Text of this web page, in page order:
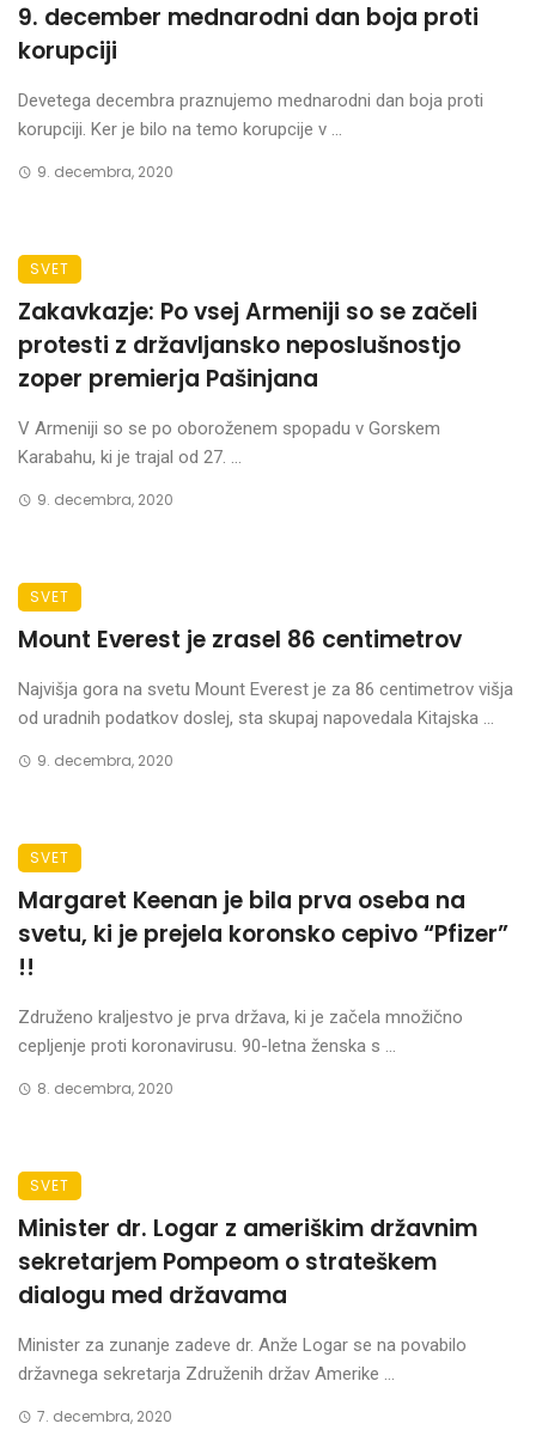
9. december mednarodni dan boja proti
korupciji
Devetega decembra praznujemo mednarodni dan boja proti
korupciji. Ker je bilo na temo korupcije v ...
9. decembra, 2020
SVET
Zakavkazje: Po vsej Armeniji so se začeli
protesti z državljansko neposlušnostjo
zoper premierja Pašinjana
V Armeniji so se po oboroženem spopadu v Gorskem
Karabahu, ki je trajal od 27. ...
9. decembra, 2020
SVET
Mount Everest je zrasel 86 centimetrov
Najvišja gora na svetu Mount Everest je za 86 centimetrov višja
od uradnih podatkov doslej, sta skupaj napovedala Kitajska ...
9. decembra, 2020
SVET
Margaret Keenan je bila prva oseba na
svetu, ki je prejela koronsko cepivo “Pfizer”
!!
Združeno kraljestvo je prva država, ki je začela množično
cepljenje proti koronavirusu. 90-letna ženska s ...
8. decembra, 2020
SVET
Minister dr. Logar z ameriškim državnim
sekretarjem Pompeom o strateškem
dialogu med državama
Minister za zunanje zadeve dr. Anže Logar se na povabilo
državnega sekretarja Združenih držav Amerike ...
7. decembra, 2020